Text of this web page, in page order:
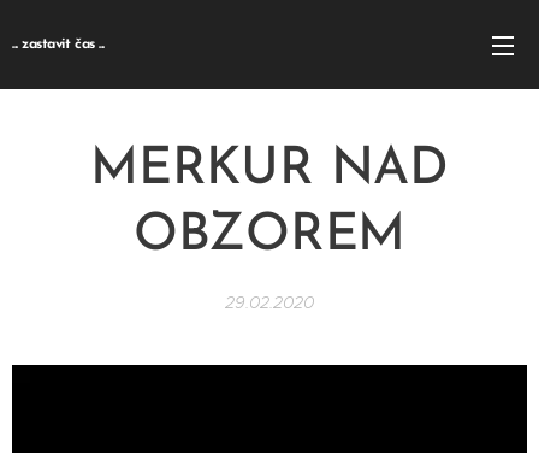
... zastavit čas ...
MERKUR NAD
OBZOREM
29.02.2020